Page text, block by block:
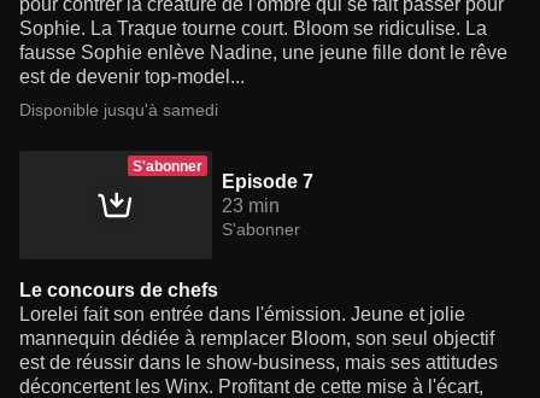
pour contrer la créature de l'ombre qui se fait passer pour
Sophie. La Traque tourne court. Bloom se ridiculise. La
fausse Sophie enlève Nadine, une jeune fille dont le rêve
est de devenir top-model...
Disponible jusqu'à samedi
S'abonner
Episode 7
23 min
S'abonner
Le concours de chefs
Lorelei fait son entrée dans l'émission. Jeune et jolie
mannequin dédiée à remplacer Bloom, son seul objectif
est de réussir dans le show-business, mais ses attitudes
déconcertent les Winx. Profitant de cette mise à l'écart,